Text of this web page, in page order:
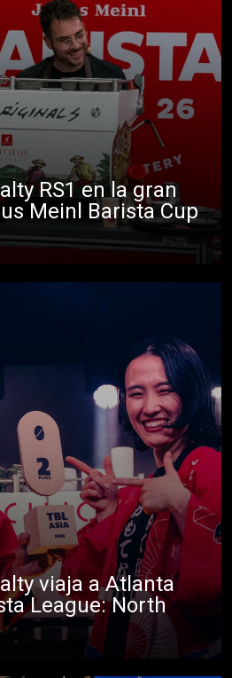
RS1 en la gran
Meinl Barista Cup
viaja a Atlanta
League: North